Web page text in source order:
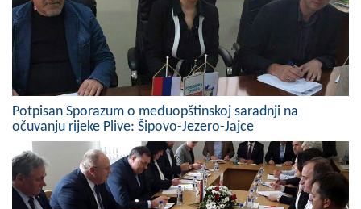
Skupštinsko vijeće opštine jezero
Sastav Skupštine
Službeni Glasnici
OPŠTINSKA UPRAVA
INFO
Vijesti
Potpisan Sporazum o međuopštinskoj saradnji na
očuvanju rijeke Plive: Šipovo-Jezero-Jajce